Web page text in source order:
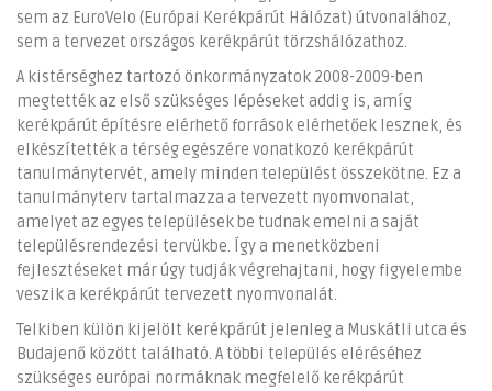
sem az EuroVelo (Európai Kerékpárút Hálózat) útvonalához,
sem a tervezet országos kerékpárút törzshálózathoz.
A kistérséghez tartozó önkormányzatok 2008-2009-ben
megtették az első szükséges lépéseket addig is, amíg
kerékpárút építésre elérhető források elérhetőek lesznek, és
elkészítették a térség egészére vonatkozó kerékpárút
tanulmánytervét, amely minden települést összekötne. Ez a
tanulmányterv tartalmazza a tervezett nyomvonalat,
amelyet az egyes települések be tudnak emelni a saját
településrendezési tervükbe. Így a menetközbeni
fejlesztéseket már úgy tudják végrehajtani, hogy figyelembe
veszik a kerékpárút tervezett nyomvonalát.
Telkiben külön kijelölt kerékpárút jelenleg a Muskátli utca és
Budajenő között található. A többi település eléréséhez
szükséges európai normáknak megfelelő kerékpárút